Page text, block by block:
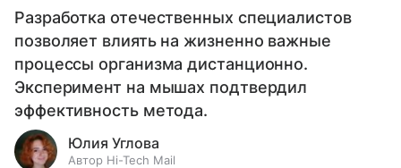
Разработка отечественных специалистов
позволяет влиять на жизненно важные
процессы организма дистанционно.
Эксперимент на мышах подтвердил
эффективность метода.
Юлия Углова
Автор Hi-Tech Mail